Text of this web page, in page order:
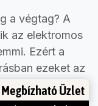
a végtag? A
az elektromos
Ezért a
ezeket az
más részein
a
Megbízható Üzlet